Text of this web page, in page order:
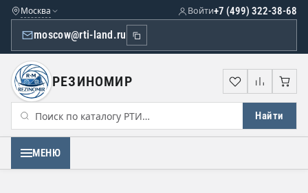
Москва
moscow@rti-land.ru
+7 (499) 322-38-68
Войти
РЕЗИНОМИР
Найти
Избранное
МЕНЮ